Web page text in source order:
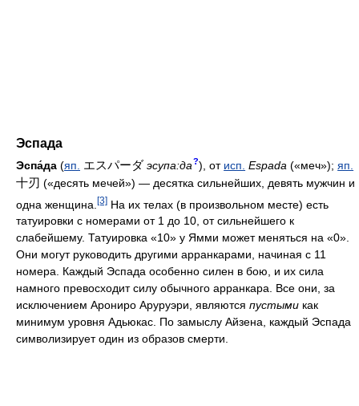
Эспада
Эспа́да (яп. エスパーダ эсупа:да?), от исп. Espada («меч»);яп.
十刃 («десять мечей») — десятка сильнейших, девять мужчин и
одна женщина. [3] На их телах (в произвольном месте) есть
татуировки с номерами от 1 до 10, от сильнейшего к
слабейшему. Татуировка «10» у Ямми может меняться на «0».
Они могут руководить другими арранкарами, начиная с 11
номера. Каждый Эспада особенно силен в бою, и их сила
намного превосходит силу обычного арранкара. Все они, за
исключением Арониро Аруруэри, являются пустыми как
минимум уровня Адьюкас. По замыслу Айзена, каждый Эспада
символизирует один из образов смерти.